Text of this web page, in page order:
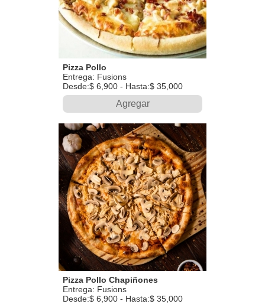
Pizza Pollo
Entrega: Fusions
Desde:$ 6,900 - Hasta:$ 35,000
Agregar
Pizza Pollo Chapiñones
Entrega: Fusions
Desde:$ 6,900 - Hasta:$ 35,000